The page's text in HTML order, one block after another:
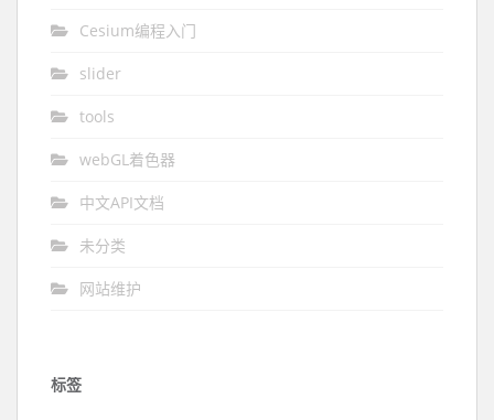
Cesium编程入门
slider
tools
webGL着色器
中文API文档
未分类
网站维护
标签